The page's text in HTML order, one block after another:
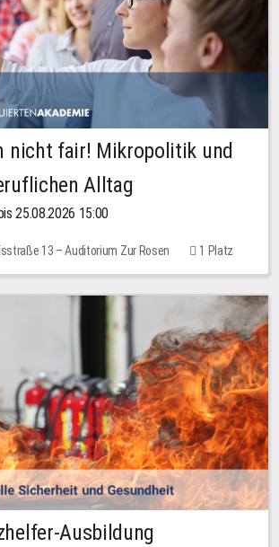
nicht fair! Mikropolitik und
Alltag
25.08.2026 15:00
13 – Auditorium Zur Rosen
1 Platz
Ausbildung